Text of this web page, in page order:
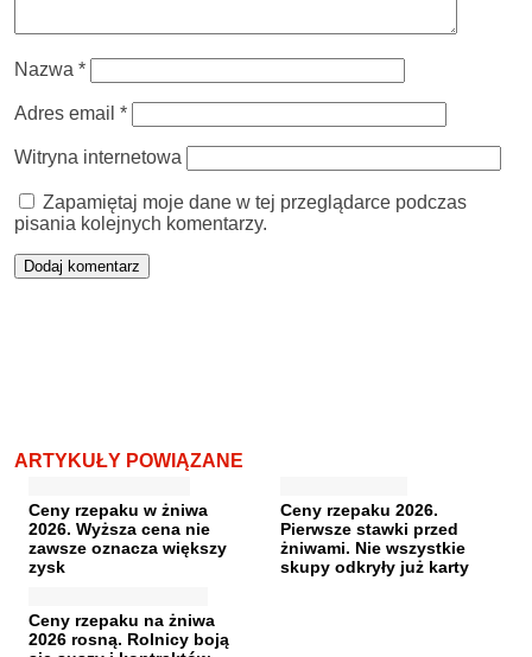
Nazwa *
Adres email *
Witryna internetowa
Zapamiętaj moje dane w tej przeglądarce podczas
pisania kolejnych komentarzy.
ARTYKUŁY POWIĄZANE
Ceny rzepaku w żniwa
2026. Wyższa cena nie
zawsze oznacza większy
zysk
Ceny rzepaku 2026.
Pierwsze stawki przed
żniwami. Nie wszystkie
skupy odkryły już karty
Ceny rzepaku na żniwa
2026 rosną. Rolnicy boją